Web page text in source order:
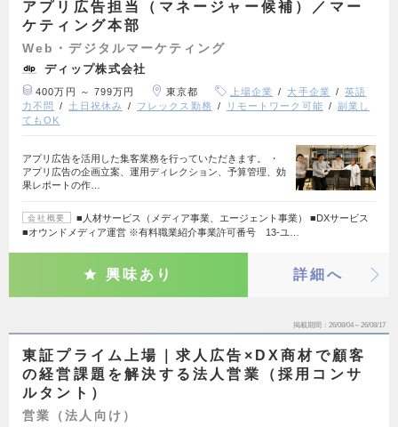
アプリ広告担当（マネージャー候補）／マー
ケティング本部
Web・デジタルマーケティング
ディップ株式会社
400万円 ～ 799万円 東京都 上場企業 大手企業
英語
力不問
土日祝休み フレックス勤務 リモートワーク可能
副業し
てもOK
アプリ広告を活用した集客業務を行っていただきます。 ・
アプリ広告の企画立案、運用ディレクション、予算管理、効
果レポートの作…
会社概要
■人材サービス（メディア事業、エージェント事業） ■DXサービス
■オウンドメディア運営 ※有料職業紹介事業許可番号 13-ユ…
興味あり 詳細へ
掲載期間 26/08/04～26/08/17
東証プライム上場｜求人広告×DX商材で顧客
の経営課題を解決する法人営業（採用コンサ
ルタント）
営業（法人向け）